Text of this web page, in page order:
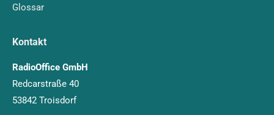
Glossar
Kontakt
RadioOffice GmbH
Redcarstraße 40
53842 Troisdorf